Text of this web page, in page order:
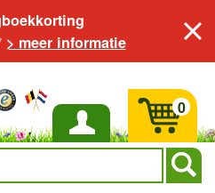
> meer informatie
Inloggen
0